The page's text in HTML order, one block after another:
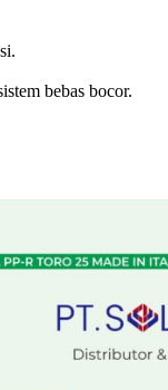
bebas bocor.